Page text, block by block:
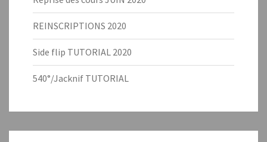
REINSCRIPTIONS 2020
Side flip TUTORIAL 2020
540°/Jacknif TUTORIAL